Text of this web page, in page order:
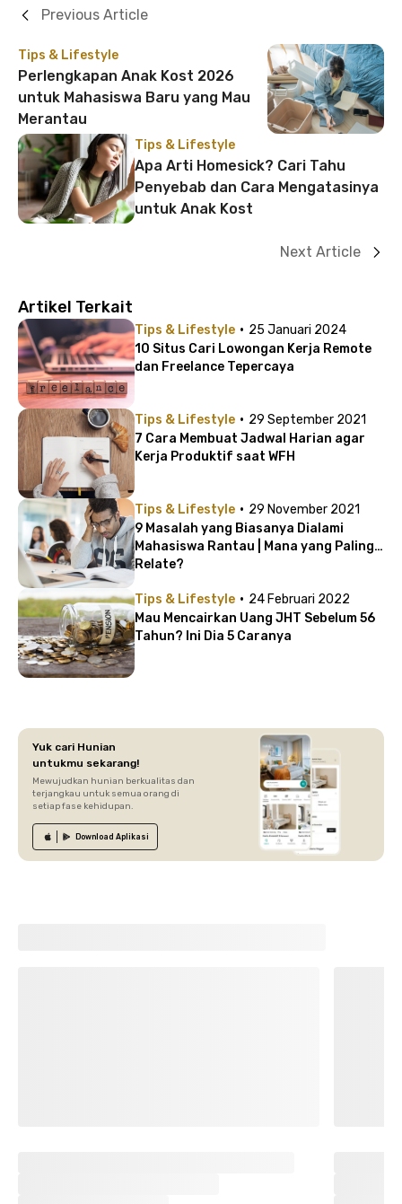
Tips & Lifestyle
Perlengkapan Anak Kost 2026
untuk Mahasiswa Baru yang Mau
Merantau
Previous Article
Tips & Lifestyle
Apa Arti Homesick? Cari Tahu
Penyebab dan Cara Mengatasinya
untuk Anak Kost
Next Article
Artikel Terkait
Tips & Lifestyle · 25 Januari 2024
10 Situs Cari Lowongan Kerja Remote
dan Freelance Tepercaya
Tips & Lifestyle · 29 September 2021
7 Cara Membuat Jadwal Harian agar
Kerja Produktif saat WFH
Tips & Lifestyle · 29 November 2021
9 Masalah yang Biasanya Dialami
Mahasiswa Rantau | Mana yang Paling
Relate?
Tips & Lifestyle · 24 Februari 2022
Mau Mencairkan Uang JHT Sebelum 56
Tahun? Ini Dia 5 Caranya
Yuk cari Hunian
untukmu sekarang!
Mewujudkan hunian berkualitas dan
terjangkau untuk semua orang di
setiap fase kehidupan.
Download Aplikasi